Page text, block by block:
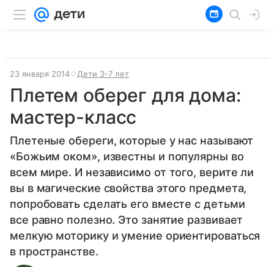
23 января 2014 Дети 3-7 лет
Плетем оберег для дома:
мастер-класс
Плетеные обереги, которые у нас называют
«Божьим оком», известны и популярны во
всем мире. И независимо от того, верите ли
вы в магические свойства этого предмета,
попробовать сделать его вместе с детьми
все равно полезно. Это занятие развивает
мелкую моторику и умение ориентироваться
в пространстве.